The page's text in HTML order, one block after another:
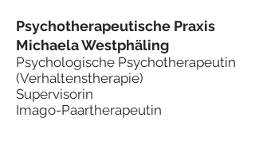
Psychotherapeutische Praxis
Michaela Westphäling
Psychologische Psychotherapeutin
(Verhaltenstherapie)
Supervisorin
Imago-Paartherapeutin